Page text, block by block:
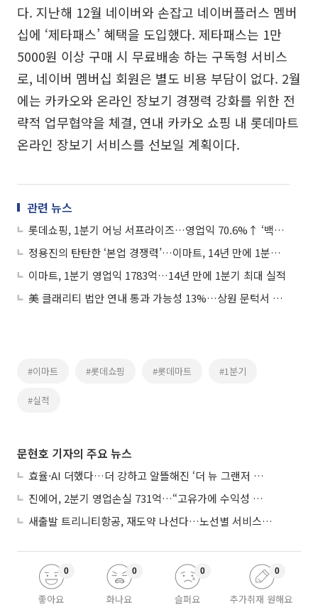
다. 지난해 12월 네이버와 손잡고 네이버플러스 멤버
십에 ‘제타패스’ 혜택을 도입했다. 제타패스는 1만
5000원 이상 구매 시 무료배송 하는 구독형 서비스
로, 네이버 멤버십 회원은 별도 비용 부담이 없다. 2월
에는 카카오와 온라인 장보기 경쟁력 강화를 위한 전
략적 업무협약을 체결, 연내 카카오 쇼핑 내 롯데마트
온라인 장보기 서비스를 선보일 계획이다.
관련 뉴스
롯데쇼핑, 1분기 어닝 서프라이즈…영업익 70.6%↑ ‘백화점 실적 사상 최대’
정용진의 탄탄한 ‘본업 경쟁력’…이마트, 14년 만에 1분기 영업익 역대 최대 견인
이마트, 1분기 영업익 1783억…14년 만에 1분기 최대 실적
美 클래리티 법안 연내 통과 가능성 13%…상원 문턱서 제동
#이마트 #롯데쇼핑 #롯데마트 #1분기
#실적
문현호 기자의 주요 뉴스
효율·AI 더했다…더 강하고 알뜰해진 ‘더 뉴 그랜저 하이브리드’
진에어, 2분기 영업손실 731억…“고유가에 수익성 악화”
새출발 트리니티항공, 재도약 나선다…노선별 서비스 차별화
좋아요
0
화나요
0
슬퍼요
0
추가취재 원해요
0